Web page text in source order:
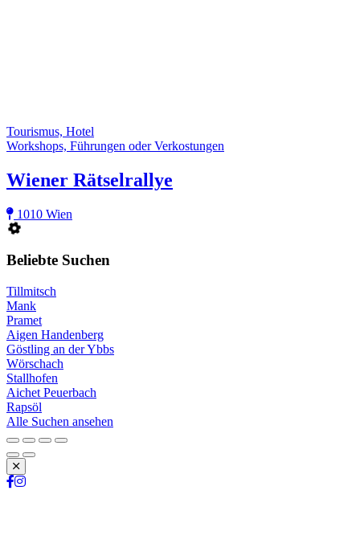
Tourismus, Hotel
Workshops, Führungen oder Verkostungen
Wiener Rätselrallye
1010 Wien
Beliebte Suchen
Tillmitsch
Mank
Pramet
Aigen Handenberg
Göstling an der Ybbs
Wörschach
Stallhofen
Aichet Peuerbach
Rapsöl
Alle Suchen ansehen
Schließen